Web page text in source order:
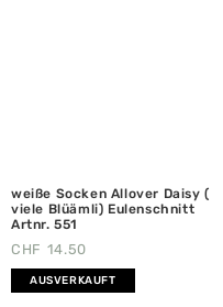
weiße Socken Allover Daisy (
viele Blüämli) Eulenschnitt
Artnr. 551
CHF 14.50
AUSVERKAUFT